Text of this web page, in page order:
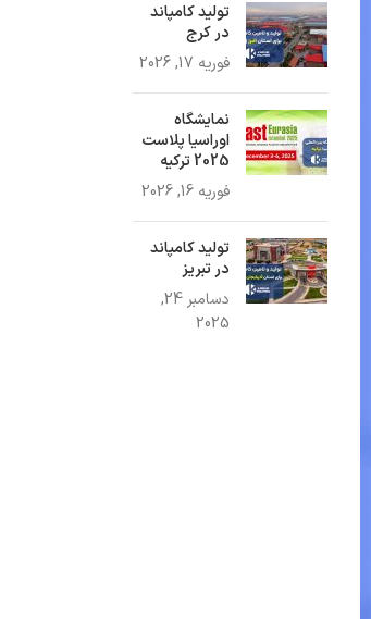
تولید کامپاند
در کرج
فوریه 17, 2026
نمایشگاه
اوراسیا پلاست
2025 ترکیه
فوریه 16, 2026
تولید کامپاند
در تبریز
دسامبر 24,
2025